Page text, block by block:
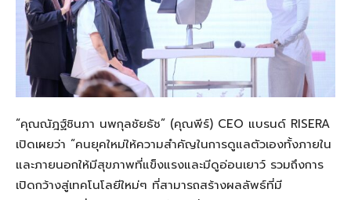
“คุณณัฎฐ์ชินภา นพกุลชัยธัช” (คุณพีร์) CEO แบรนด์ RISERA
เปิดเผยว่า “คนยุคใหม่ให้ความสำคัญในการดูแลตัวเองทั้งภายใน
และภายนอกให้มีสุขภาพที่แข็งแรงและมีดูอ่อนเยาว รวมถึงการ
เปิดกว้างสู่เทคโนโลยีใหม่ๆ ที่สามารถสร้างผลลัพธ์ที่มี